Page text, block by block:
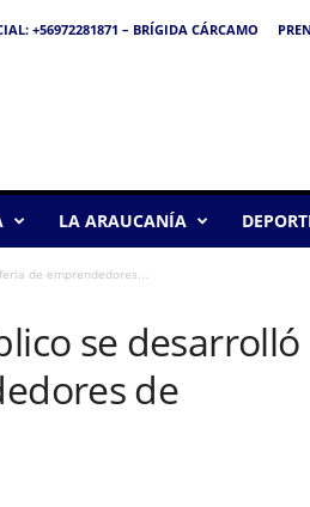
+56972281871 – BRÍGIDA CÁRCAMO
LA ARAUCANÍA
de emprendedores...
se desarrolló
de